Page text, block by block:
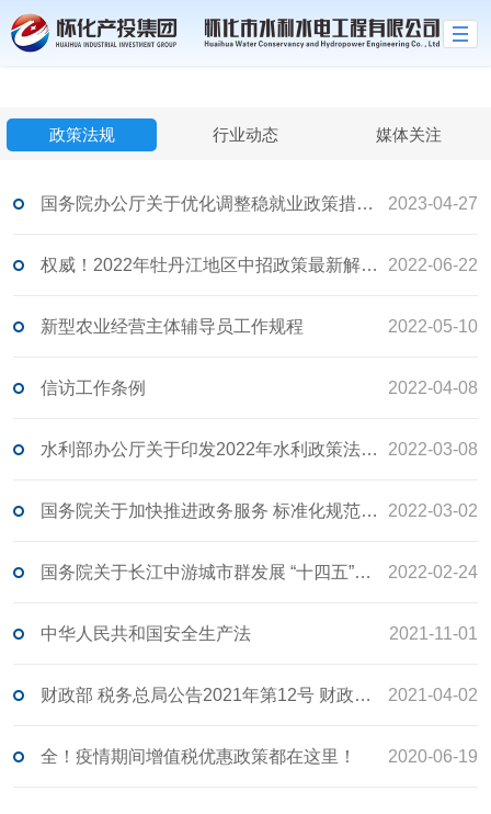
拼搏官网,拼搏pinbo(中国)
政策法规 行业动态 媒体关注
2023-04-27
国务院办公厅关于优化调整稳就业政策措施 全力促发展惠民生的通知
2022-06-22
权威！2022年牡丹江地区中招政策最新解读来了
2022-05-10
新型农业经营主体辅导员工作规程
2022-04-08
信访工作条例
2022-03-08
水利部办公厅关于印发2022年水利政策法规工作要点的通知
2022-03-02
国务院关于加快推进政务服务 标准化规范化便利化的指导意见 国发〔2022〕5号
2022-02-24
国务院关于长江中游城市群发展 “十四五”实施方案的批复
2021-11-01
中华人民共和国安全生产法
2021-04-02
财政部 税务总局公告2021年第12号 财政部 税务总局关于实施小微企业和个体工商户所得税优惠政策的公告
2020-06-19
全！疫情期间增值税优惠政策都在这里！